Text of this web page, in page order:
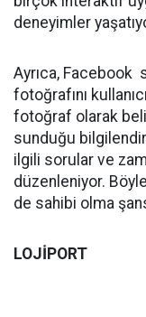
deneyimler
Ayrıca, Facebook
fotoğrafını
fotoğraf olarak
sunduğu
ilgili sorular ve
düzenleniyor.
de sahibi olma
LOJİPORT